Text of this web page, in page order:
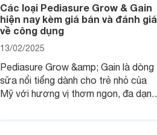
Các loại Pediasure Grow & Gain
hiện nay kèm giá bán và đánh giá
về công dụng
13/02/2025
Pediasure Grow &amp; Gain là dòng
sữa nổi tiếng dành cho trẻ nhỏ của
Mỹ với hương vị thơm ngon, đa dạng